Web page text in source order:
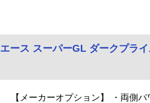
ース スーパーGL ダークプラ
【メーカーオプション】 ・両側